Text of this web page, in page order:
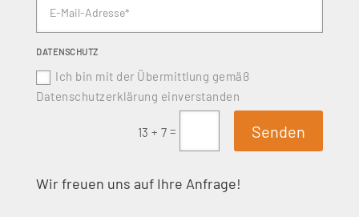
DATENSCHUTZ
Ich bin mit der Übermittlung gemäß
Datenschutzerklärung einverstanden
13 + 7 = Senden
Wir freuen uns auf Ihre Anfrage!